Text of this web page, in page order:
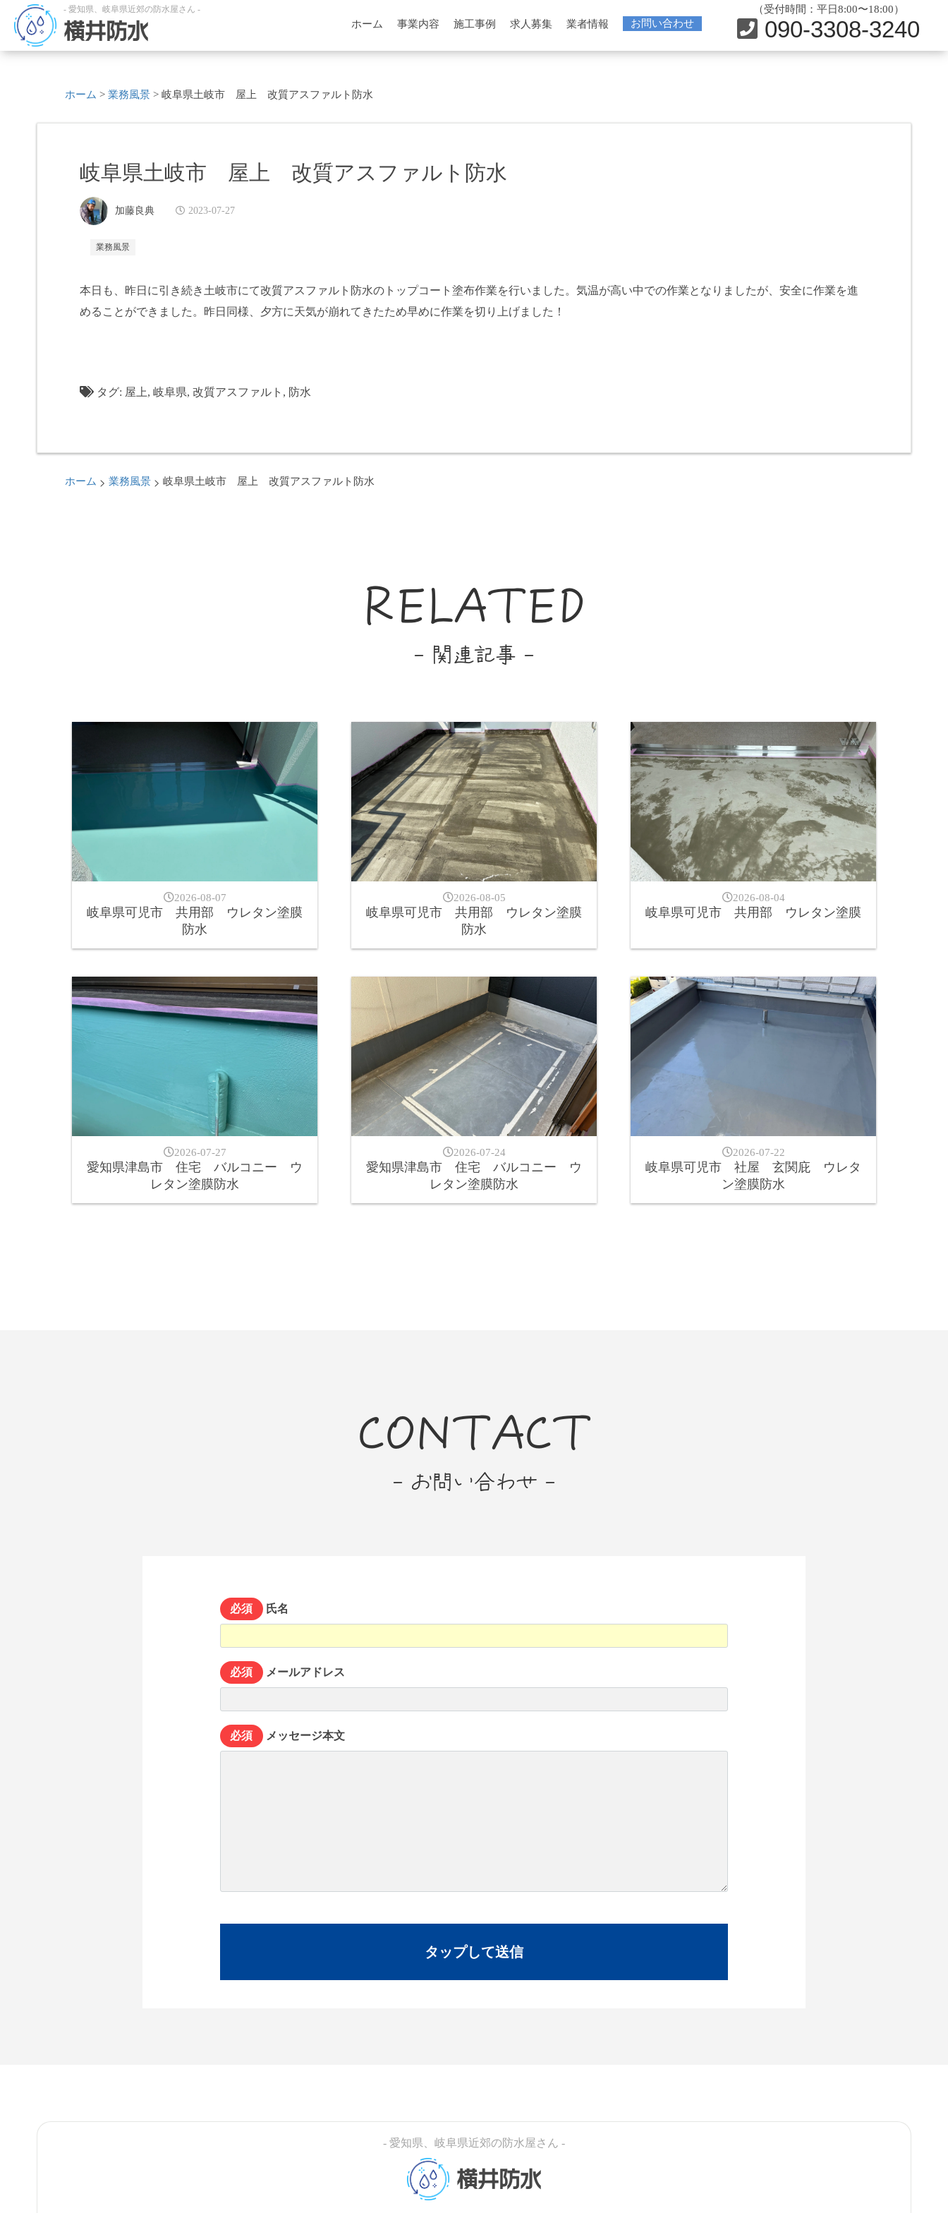
- 愛知県、岐阜県近郊の防水屋さん -
横井防水 ホーム 事業内容 施工事例 求人募集 業者情報 お問い合わせ
（受付時間：平日8:00〜18:00）
090-3308-3240
ホーム > 業務風景 > 岐阜県土岐市 屋上 改質アスファルト防水
岐阜県土岐市 屋上 改質アスファルト防水
加藤良典 2023-07-27
業務風景
本日も、昨日に引き続き土岐市にて改質アスファルト防水のトップコート塗布作業を行いました。気温が高い中での作業となりましたが、安全に作業を進
めることができました。昨日同様、夕方に天気が崩れてきたため早めに作業を切り上げました！
タグ: 屋上, 岐阜県, 改質アスファルト , 防水
ホーム > 業務風景 > 岐阜県土岐市 屋上 改質アスファルト防水
RELATED
- 関連記事 -
2026-08-07
岐阜県可児市 共用部 ウレタン塗膜
防水
2026-08-05
岐阜県可児市 共用部 ウレタン塗膜
防水
2026-08-04
岐阜県可児市 共用部 ウレタン塗膜
2026-07-27
愛知県津島市 住宅 バルコニー ウ
レタン塗膜防水
2026-07-24
愛知県津島市 住宅 バルコニー ウ
レタン塗膜防水
2026-07-22
岐阜県可児市 社屋 玄関庇 ウレタ
ン塗膜防水
CONTACT
- お問い合わせ -
必須 氏名
必須 メールアドレス
必須 メッセージ本文
- 愛知県、岐阜県近郊の防水屋さん -
横井防水